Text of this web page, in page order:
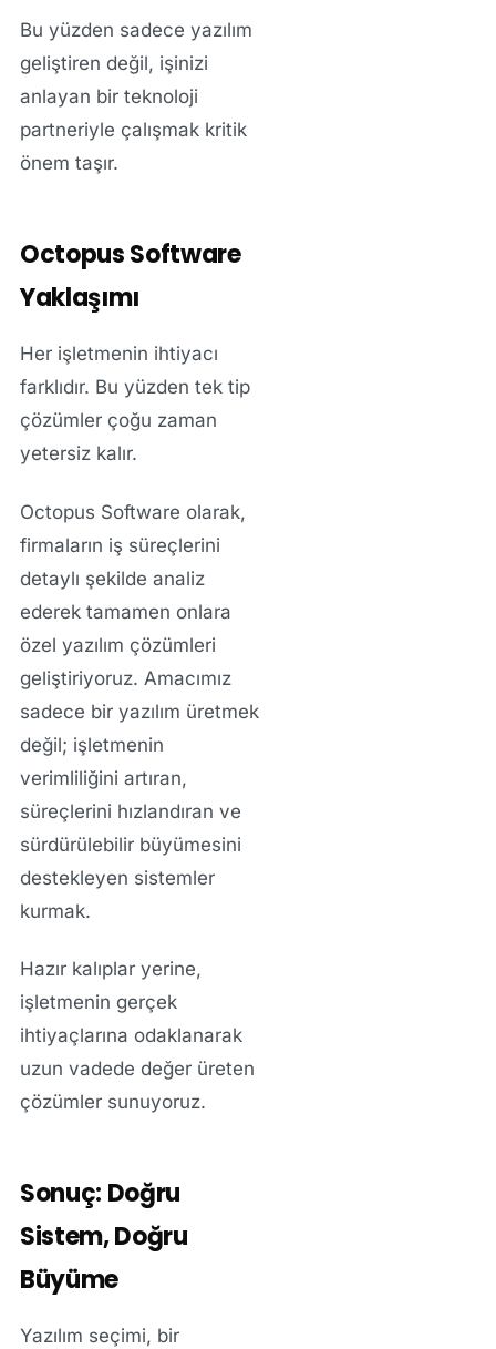
Bu yüzden sadece yazılım
geliştiren değil, işinizi
anlayan bir teknoloji
partneriyle çalışmak kritik
önem taşır.
Octopus Software
Yaklaşımı
Her işletmenin ihtiyacı
farklıdır. Bu yüzden tek tip
çözümler çoğu zaman
yetersiz kalır.
Octopus Software olarak,
firmaların iş süreçlerini
detaylı şekilde analiz
ederek tamamen onlara
özel yazılım çözümleri
geliştiriyoruz. Amacımız
sadece bir yazılım üretmek
değil; işletmenin
verimliliğini artıran,
süreçlerini hızlandıran ve
sürdürülebilir büyümesini
destekleyen sistemler
kurmak.
Hazır kalıplar yerine,
işletmenin gerçek
ihtiyaçlarına odaklanarak
uzun vadede değer üreten
çözümler sunuyoruz.
Sonuç: Doğru
Sistem, Doğru
Büyüme
Yazılım seçimi, bir